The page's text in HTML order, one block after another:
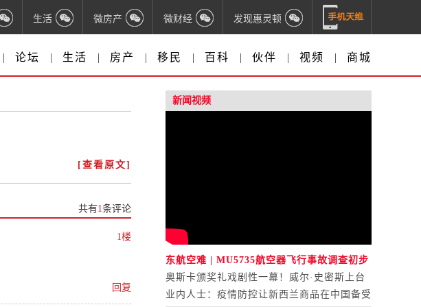
生活 微房产 微财经 发现惠灵顿
| 论坛 | 生活 | 房产 | 移民 | 百科 | 伙伴 | 视频 | 商城
[查看原文]
共有1条评论
1楼
回复
新闻视频
东航空难 | MU5735航空器飞行事故调查初步
报告公布
奥斯卡颁奖礼戏剧性一幕！威尔·史密斯上台
打人
业内人士：疫情防控让新西兰商品在中国备受